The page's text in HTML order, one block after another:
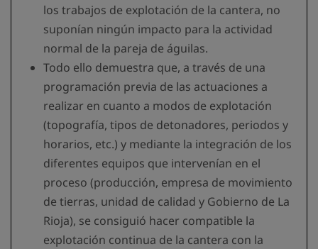
los trabajos de explotación de la cantera, no
suponían ningún impacto para la actividad
normal de la pareja de águilas.
Todo ello demuestra que, a través de una
programación previa de las actuaciones a
realizar en cuanto a modos de explotación
(topografía, tipos de detonadores, periodos y
horarios, etc.) y mediante la integración de los
diferentes equipos que intervenían en el
proceso (producción, empresa de movimiento
de tierras, unidad de calidad y Gobierno de La
Rioja), se consiguió hacer compatible la
explotación continua de la cantera con la